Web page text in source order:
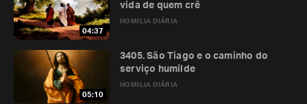
04:37
HOMILIA DIÁRIA
vida de quem crê
05:10
HOMILIA DIÁRIA
3405. São Tiago e o caminho do
serviço humilde